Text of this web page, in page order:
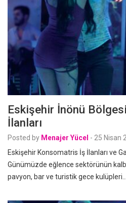
Eskişehir İnönü
İlanları
Posted by Menajer Yücel - 25 Nisan
Eskişehir Konsomatris İş İlanları ve
Günümüzde eğlence sektörünün
pavyon, bar ve turistik gece kulüpleri…